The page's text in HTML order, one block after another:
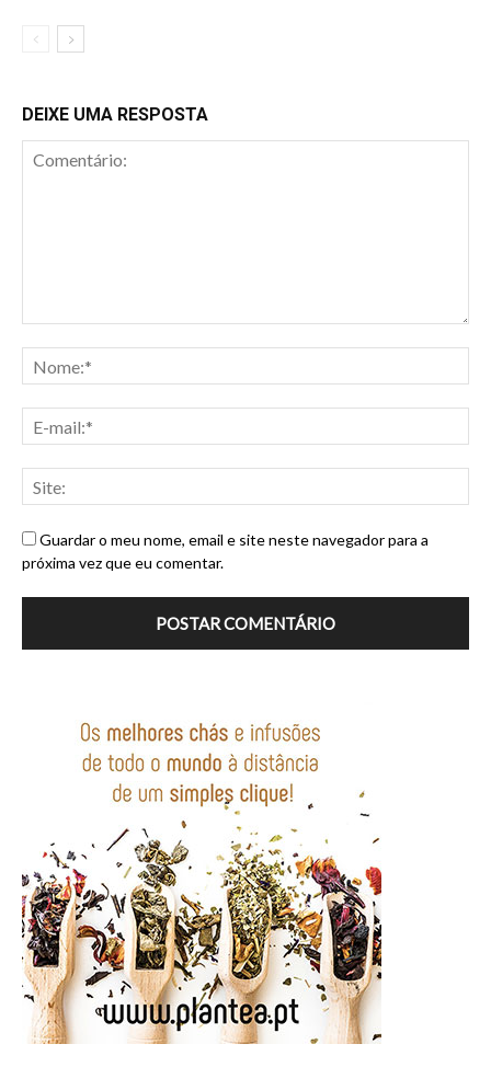
DEIXE UMA RESPOSTA
Guardar o meu nome, email e site neste navegador para a
próxima vez que eu comentar.